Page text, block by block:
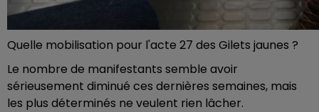
Quelle mobilisation pour l'acte 27 des Gilets jaunes ?
Le nombre de manifestants semble avoir
sérieusement diminué ces dernières semaines, mais
les plus déterminés ne veulent rien lâcher.